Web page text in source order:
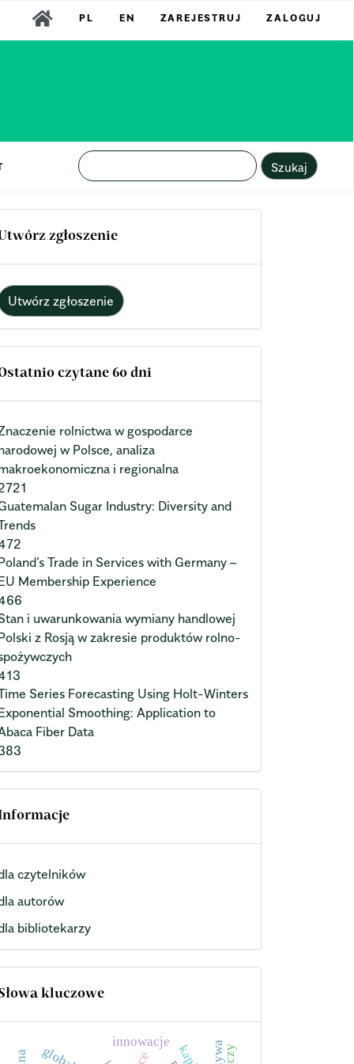
PL EN ZAREJESTRUJ ZALOGUJ
Szukaj
zgłoszenie
Utwórz zgłoszenie
czytane 60 dni
rolnictwa w gospodarce
w Polsce, analiza
i regionalna
Sugar Industry: Diversity and
Trade in Services with Germany –
Membership Experience
i uwarunkowania wymiany handlowej
z Rosją w zakresie produktów rolno-
Series Forecasting Using Holt-Winters
Smoothing: Application to
Fiber Data
czytelników
autorów
bibliotekarzy
kluczowe
innowacje